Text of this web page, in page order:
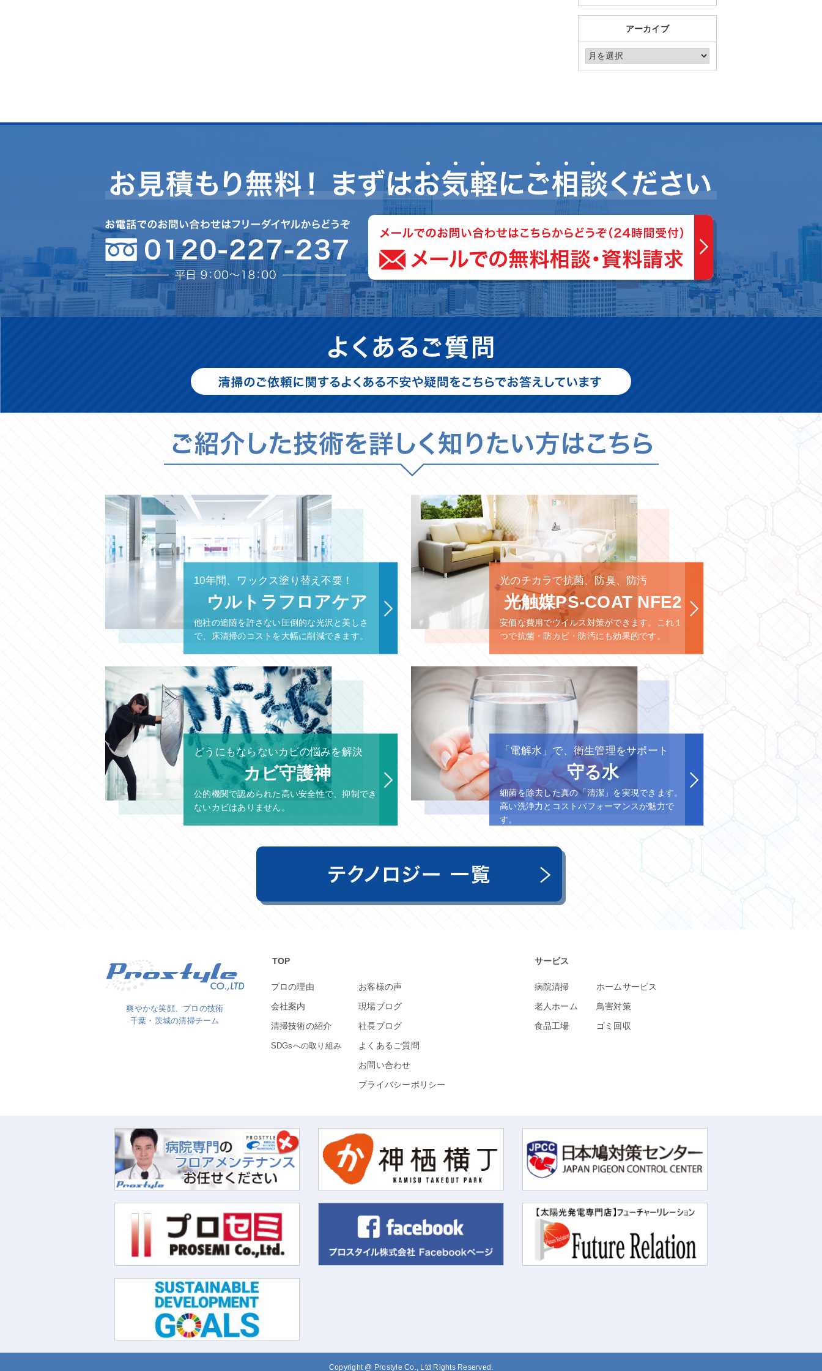
アーカイブ
アーカイブ
10年間、ワックス塗り替え不要！
ウルトラフロアケア
他社の追随を許さない圧倒的な光沢と美しさ
で、床清掃のコストを大幅に削減できます。
光のチカラで抗菌、防臭、防汚
光触媒PS-COAT NFE2
安価な費用でウイルス対策ができます。これ１
つで抗菌・防カビ・防汚にも効果的です。
どうにもならないカビの悩みを解決
カビ守護神
公的機関で認められた高い安全性で、抑制でき
ないカビはありません。
「電解水」で、衛生管理をサポート
守る水
細菌を除去した真の「清潔」を実現できます。
高い洗浄力とコストパフォーマンスが魅力で
す。
爽やかな笑顔、プロの技術
千葉・茨城の清掃チーム
TOP
プロの理由
会社案内
清掃技術の紹介
SDGsへの取り組み
お客様の声
現場ブログ
社長ブログ
よくあるご質問
お問い合わせ
プライバシーポリシー
サービス
病院清掃
老人ホーム
食品工場
ホームサービス
鳥害対策
ゴミ回収
Copyright @ Prostyle Co., Ltd Rights Reserved.